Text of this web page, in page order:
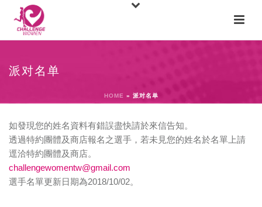
派对名单
HOME » 派对名单
如發現您的姓名資料有錯誤盡快請於來信告知。
透過特約團體及商店報名之選手，若未見您的姓名於名單上請
逕洽特約團體及商店。
challengewomentw@gmail.com
選手名單更新日期為2018/10/02。